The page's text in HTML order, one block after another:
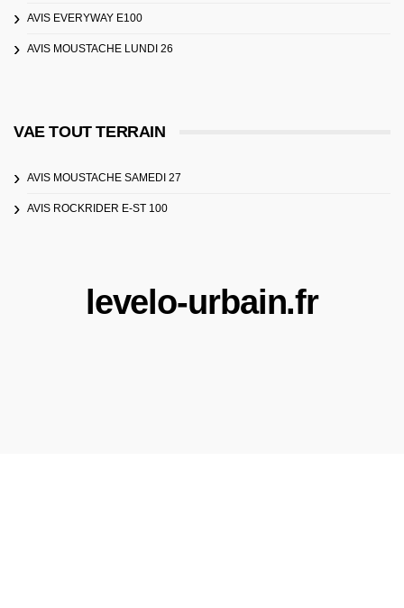
AVIS EVERYWAY E100
AVIS MOUSTACHE LUNDI 26
VAE TOUT TERRAIN
AVIS MOUSTACHE SAMEDI 27
AVIS ROCKRIDER E-ST 100
levelo-urbain.fr